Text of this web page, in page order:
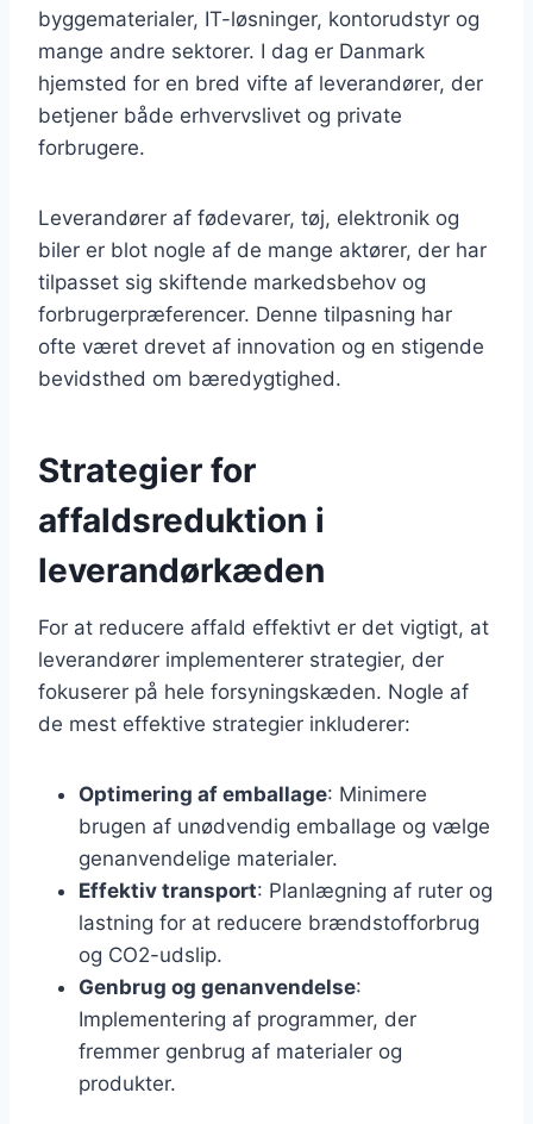
byggematerialer, IT-løsninger, kontorudstyr og
mange andre sektorer. I dag er Danmark
hjemsted for en bred vifte af leverandører, der
betjener både erhvervslivet og private
forbrugere.
Leverandører af fødevarer, tøj, elektronik og
biler er blot nogle af de mange aktører, der har
tilpasset sig skiftende markedsbehov og
forbrugerpræferencer. Denne tilpasning har
ofte været drevet af innovation og en stigende
bevidsthed om bæredygtighed.
Strategier for
affaldsreduktion i
leverandørkæden
For at reducere affald effektivt er det vigtigt, at
leverandører implementerer strategier, der
fokuserer på hele forsyningskæden. Nogle af
de mest effektive strategier inkluderer:
Optimering af emballage: Minimere
brugen af unødvendig emballage og vælge
genanvendelige materialer.
Effektiv transport: Planlægning af ruter og
lastning for at reducere brændstofforbrug
og CO2-udslip.
Genbrug og genanvendelse:
Implementering af programmer, der
fremmer genbrug af materialer og
produkter.